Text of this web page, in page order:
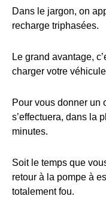
Dans le jargon, on
recharge triphasées.
Le grand avantage,
charger votre
Pour vous donner un
s’effectuera, dans la
minutes.
Soit le temps que
retour à la pompe à
totalement fou.